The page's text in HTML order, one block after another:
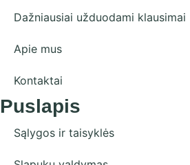
Dažniausiai užduodami klausimai
Apie mus
Kontaktai
Puslapis
Sąlygos ir taisyklės